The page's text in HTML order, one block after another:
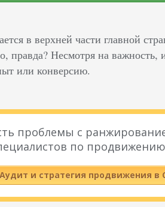
в верхней части главной
правда? Несмотря на
или конверсию.
проблемы с
по
Аудит и стратегия продвижения в